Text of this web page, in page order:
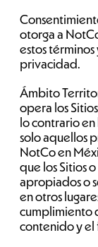
otorga a
estos
privacidad.
Ámbito
opera los
lo contrario
solo aquellos
NotCo en
que los Sitios
apropiados o
en otros
cumplimiento
contenido y el